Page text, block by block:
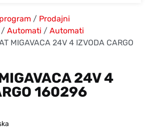
/ Prodajni
/ Automati / Automati
MIGAVACA 24V 4 IZVODA CARGO
24V 4
160296